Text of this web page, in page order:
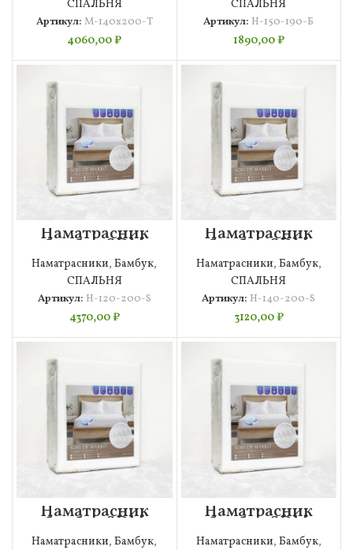
СПАЛЬНЯ
Артикул: М-140х200-Т
4060,00₽
СПАЛЬНЯ
Артикул: Н-150-190-Б
1890,00₽
Наматрасник
бамбук SDM
120×200
Наматрасники,Бамбук,
СПАЛЬНЯ
Артикул: Н-120-200-S
4370,00₽
Наматрасник
бамбук SDM
140×200
Наматрасники, Бамбук,
СПАЛЬНЯ
Артикул: Н-140-200-S
3120,00₽
Наматрасник
бамбук SDM
160×200
Наматрасники,Бамбук,
Наматрасник
бамбук SDM
180×200
Наматрасники, Бамбук,